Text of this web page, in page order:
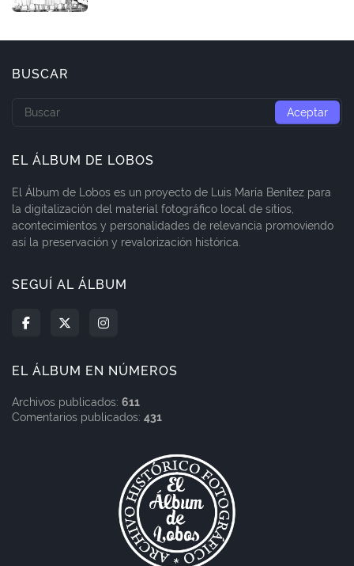
BUSCAR
EL ÁLBUM DE LOBOS
El Álbum de Lobos es un proyecto de Luis María Benítez para
la digitalización del material fotográfico local de sitios,
acontecimientos y personalidades de relevancia promoviendo
así la preservación y revalorización histórica.
SEGUÍ AL ÁLBUM
EL ÁLBUM EN NÚMEROS
Archivos publicados: 611
Comentarios publicados: 431